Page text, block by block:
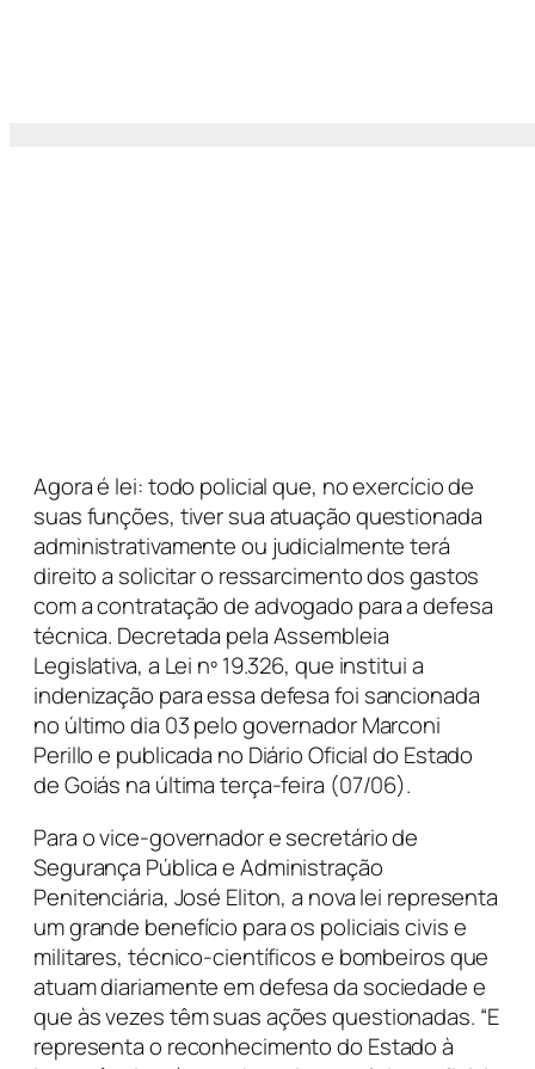
Agora é lei: todo policial que, no exercício de
suas funções, tiver sua atuação questionada
administrativamente ou judicialmente terá
direito a solicitar o ressarcimento dos gastos
com a contratação de advogado para a defesa
técnica. Decretada pela Assembleia
Legislativa, a Lei nº 19.326, que institui a
indenização para essa defesa foi sancionada
no último dia 03 pelo governador Marconi
Perillo e publicada no Diário Oficial do Estado
de Goiás na última terça-feira (07/06).
Para o vice-governador e secretário de
Segurança Pública e Administração
Penitenciária, José Eliton, a nova lei representa
um grande benefício para os policiais civis e
militares, técnico-científicos e bombeiros que
atuam diariamente em defesa da sociedade e
que às vezes têm suas ações questionadas. “E
representa o reconhecimento do Estado à